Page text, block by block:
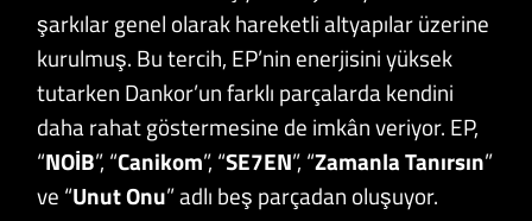
şarkılar genel olarak hareketli altyapılar üzerine
kurulmuş. Bu tercih, EP’nin enerjisini yüksek
tutarken Dankor’un farklı parçalarda kendini
daha rahat göstermesine de imkân veriyor. EP,
“NOİB”, “Canikom”, “SE7EN”, “ZamanlaTanırsın”
ve “Unut Onu” adlı beş parçadan oluşuyor.